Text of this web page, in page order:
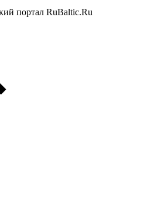
портал RuBaltic.Ru